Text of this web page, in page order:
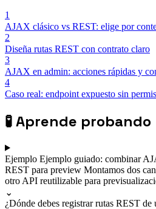
1
AJAX clásico vs REST: elige por
2
Diseña rutas REST con contrato claro
3
AJAX en admin: acciones rápidas y
4
Caso real: endpoint expuesto sin
🧪Aprende probando
Ejemplo Ejemplo guiado: combinar
REST para preview Montamos dos
otro API reutilizable para
⌄
¿Dónde debes registrar rutas REST de